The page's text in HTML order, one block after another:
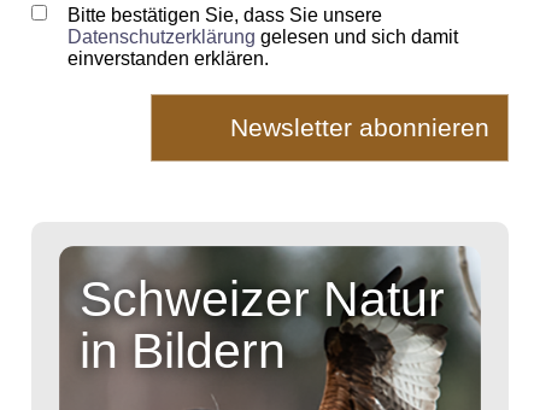
Bitte bestätigen Sie, dass Sie unsere
Datenschutzerklärung gelesen und sich damit
einverstanden erklären.
Schweizer Natur
in Bildern